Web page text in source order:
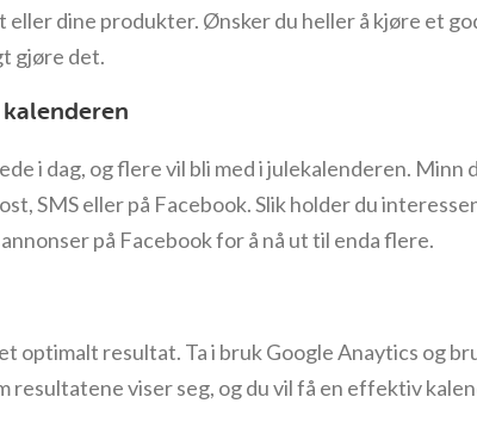
eller dine produkter. Ønsker du heller å kjøre et
gjøre det.
i dag, og flere vil bli med i julekalenderen. Minn
SMS eller på Facebook. Slik holder du
på Facebook for å nå ut til enda flere.
optimalt resultat. Ta i bruk Google Anaytics og
viser seg, og du vil få en effektiv